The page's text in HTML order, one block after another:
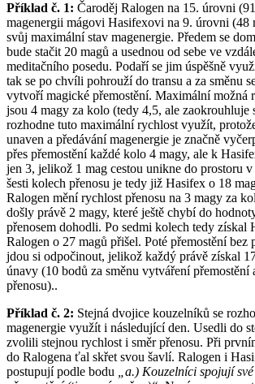
Příklad č. 1: Čaroděj Ralogen na 15. úrovni
magenergii mágovi Hasifexovi na 9. úrovni (48
svůj maximální stav magenergie. Předem se
bude stačit 20 magů a usednou od sebe ve
meditačního posedu. Podaří se jim úspěšně
tak se po chvíli pohrouží do transu a za směnu
vytvoří magické přemostění. Maximální možná
jsou 4 magy za kolo (tedy 4,5, ale zaokrouhluje
rozhodne tuto maximální rychlost využít,
unaven a předávání magenergie je značně
přes přemostění každé kolo 4 magy, ale k
jen 3, jelikož 1 mag cestou unikne do prostoru
šesti kolech přenosu je tedy již Hasifex o 18
Ralogen mění rychlost přenosu na 3 magy za
došly právě 2 magy, které ještě chybí do
přenosem dohodli. Po sedmi kolech tedy získal
Ralogen o 27 magů přišel. Poté přemostění bez
jdou si odpočinout, jelikož každý právě získal
únavy (10 bodů za směnu vytváření přemostění
přenosu)..
Příklad č. 2: Stejná dvojice kouzelníků se
magenergie využít i následující den. Usedli do
zvolili stejnou rychlost i směr přenosu. Při
do Ralogena ťal skřet svou šavlí. Ralogen i
postupují podle bodu „a.) Kouzelníci spojují